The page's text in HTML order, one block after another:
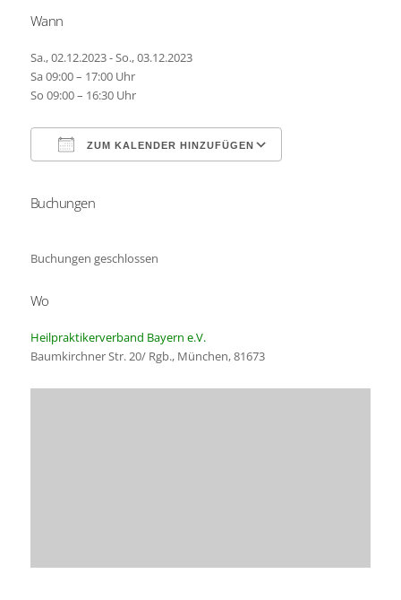
Wann
Sa., 02.12.2023 - So., 03.12.2023
Sa 09:00 – 17:00 Uhr
So 09:00 – 16:30 Uhr
ZUM KALENDER HINZUFÜGEN
ICS herunterladen
Buchungen
Buchungen geschlossen
Wo
Heilpraktikerverband Bayern e.V.
Baumkirchner Str. 20/ Rgb., München, 81673